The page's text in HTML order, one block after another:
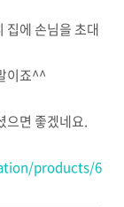
집에 손님을 초대
이죠^^
으면 좋겠네요.
products/6